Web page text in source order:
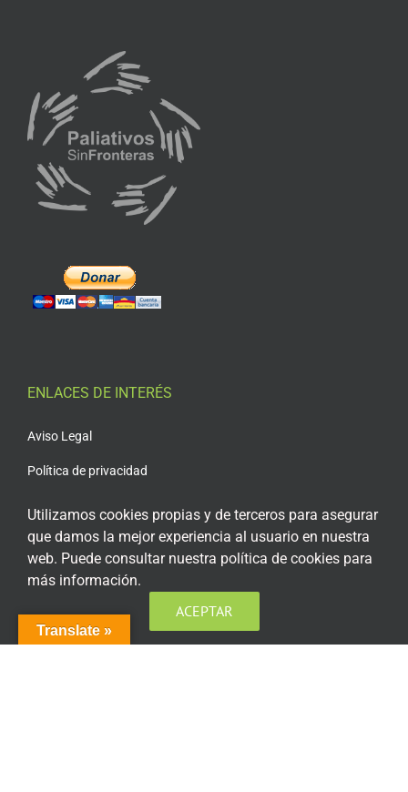
ENLACES DE INTERÉS
Aviso Legal
Política de privacidad
Política de cookies
Condiciones generales de contratación
Acceso plataforma de teleformación
Translate »
Utilizamos cookies propias y de terceros para asegurar
que damos la mejor experiencia al usuario en nuestra
web. Puede consultar nuestra política de cookies para
más información.
ACEPTAR